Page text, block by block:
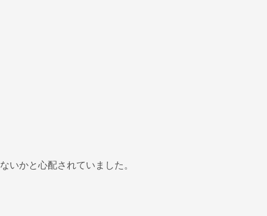
いかと心配されていました。